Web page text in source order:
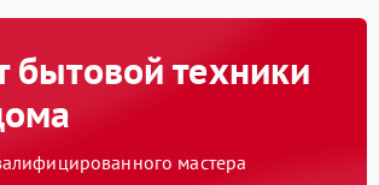
бытовой техники
мастера